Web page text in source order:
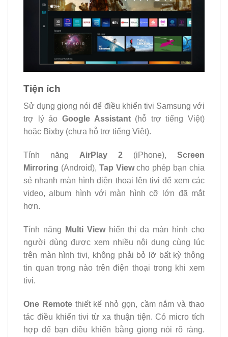
Tiện ích
Sử dụng giọng nói để điều khiển tivi Samsung với
trợ lý ảo Google Assistant(hỗ trợ tiếng Việt)
hoặc Bixby (chưa hỗ trợ tiếng Việt).
Tính năng AirPlay 2 (iPhone), Screen
Mirroring (Android), Tap Viewcho phép bạn chia
sẻ nhanh màn hình điện thoại lên tivi để xem các
video, album hình với màn hình cỡ lớn đã mắt
hơn.
Tính năng Multi Viewhiển thị đa màn hình cho
người dùng được xem nhiều nội dung cùng lúc
trên màn hình tivi, không phải bỏ lỡ bất kỳ thông
tin quan trọng nào trên điện thoại trong khi xem
tivi.
One Remotethiết kế nhỏ gọn, cầm nắm và thao
tác điều khiển tivi từ xa thuận tiện. Có micro tích
hợp để bạn điều khiển bằng giọng nói rõ ràng.